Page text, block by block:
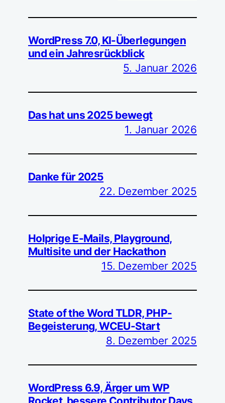
WordPress 7.0, KI-Überlegungen
und ein Jahresrückblick
5. Januar 2026
Das hat uns 2025 bewegt
1. Januar 2026
Danke für 2025
22. Dezember 2025
Holprige E-Mails, Playground,
Multisite und der Hackathon
15. Dezember 2025
State of the Word TLDR, PHP-
Begeisterung, WCEU-Start
8. Dezember 2025
WordPress 6.9, Ärger um WP